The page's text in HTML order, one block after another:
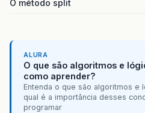
O método split
ALURA
O que são algoritmos e
como aprender?
Entenda o que são algoritmos e
qual é a importância desses
programar